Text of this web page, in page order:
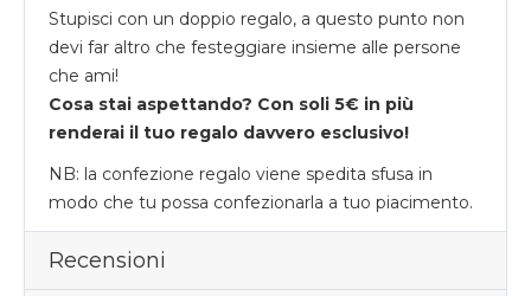
Stupisci con un doppio regalo, a questo punto non
devi far altro che festeggiare insieme alle persone
che ami!
Cosa stai aspettando? Con soli 5€ in più
renderai il tuo regalo davvero esclusivo!
NB: la confezione regalo viene spedita sfusa in
modo che tu possa confezionarla a tuo piacimento.
Recensioni